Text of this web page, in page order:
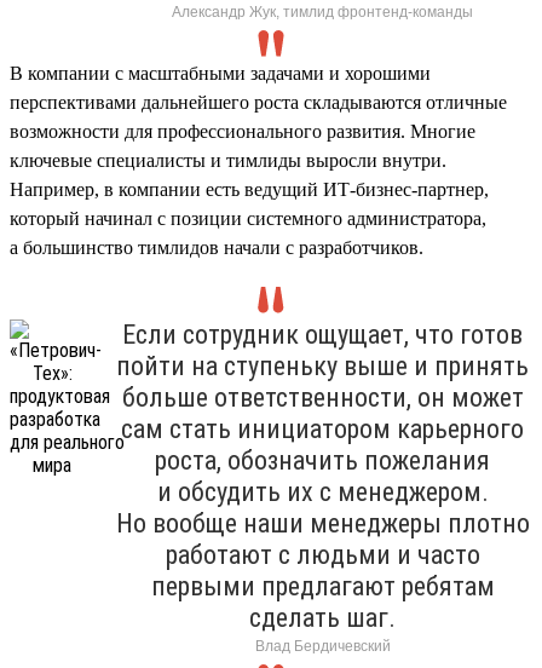
Александр Жук, тимлид фронтенд-команды
В компании с масштабными задачами и хорошими
перспективами дальнейшего роста складываются отличные
возможности для профессионального развития. Многие
ключевые специалисты и тимлиды выросли внутри.
Например, в компании есть ведущий ИТ-бизнес-партнер,
который начинал с позиции системного администратора,
а большинство тимлидов начали с разработчиков.
Если сотрудник ощущает, что готов
пойти на ступеньку выше и принять
больше ответственности, он может
сам стать инициатором карьерного
роста, обозначить пожелания
и обсудить их с менеджером.
Но вообще наши менеджеры плотно
работают с людьми и часто
первыми предлагают ребятам
сделать шаг.
Влад Бердичевский